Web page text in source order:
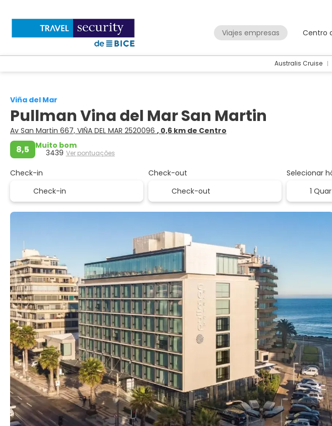
Viajes empresas Centro
Australis Cruise
Viña del Mar
Pullman Vina del Mar San Martin
Av San Martin 667, VIÑA DEL MAR 2520096 , 0,6 km de Centro
8,5 Muito bom
3439 Ver pontuações
Check-in
Check-out
Selecionar
1